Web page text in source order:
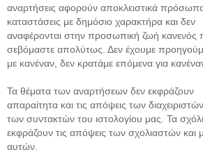
αναρτήσεις αφορούν αποκλειστικά
καταστάσεις με δημόσιο χαρακτήρα και δεν
αναφέρονται στην προσωπική ζωή κανενός
σεβόμαστε απολύτως. Δεν έχουμε
με κανέναν, δεν κρατάμε επόμενα για
Τα θέματα των αναρτήσεων δεν εκφράζουν
απαραίτητα και τις απόψεις των
των συντακτών του ιστολογίου μας. Τα
εκφράζουν τις απόψεις των σχολιαστών και
αυτών.